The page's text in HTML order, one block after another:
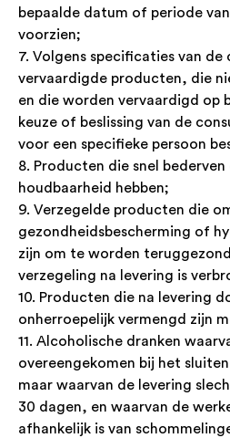
bepaalde datum of periode
voorzien;
7. Volgens specificaties van de
vervaardigde producten, die
en die worden vervaardigd op
keuze of beslissing van de
voor een specifieke persoon
8. Producten die snel
houdbaarheid hebben;
9. Verzegelde producten die
gezondheidsbescherming of
zijn om te worden
verzegeling na levering is
10. Producten die na levering
onherroepelijk vermengd zijn
11. Alcoholische dranken
overeengekomen bij het
maar waarvan de levering
30 dagen, en waarvan de
afhankelijk is van